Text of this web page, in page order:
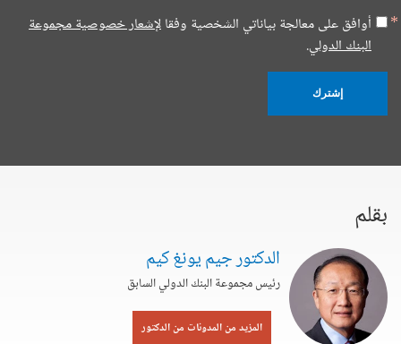
أوافق على معالجة بياناتي الشخصية وفقالإشعار خصوصية مجموعة
البنك الدولي.
إشترك
بقلم
الدكتور جيم يونغ كيم
رئيس مجموعة البنك الدولي السابق
المزيد من المدونات من الدكتور